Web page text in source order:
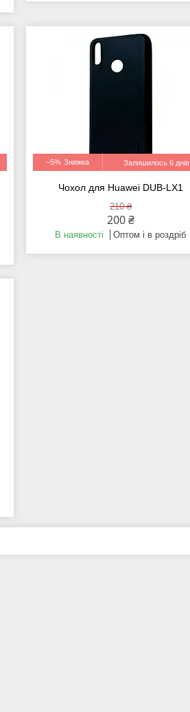
–5% Залишилось 6 днів
Чохол для Huawei DUB-LX1
210 ₴
200 ₴
В наявності Оптом і в роздріб